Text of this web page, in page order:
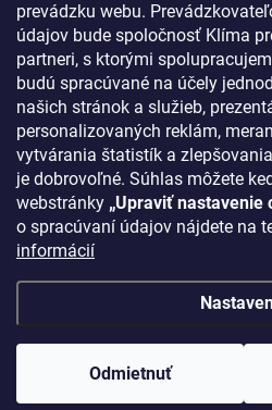
prevádzku webu.
údajov bude spoločnosť Klíma
partneri, s ktorými
budú spracúvané na účely
našich stránok a služieb,
personalizovaných reklám,
vytvárania štatistík a
je dobrovoľné. Súhlas môžete
webstránky „Upraviť nastavenie
o spracúvaní údajov nájdete na
informácií
Odmietnuť
klima@klimapreteba.sk
0907 044 080
https://www.facebook.com/
klimapreteba
https://www.youtube.com/
nastavenie